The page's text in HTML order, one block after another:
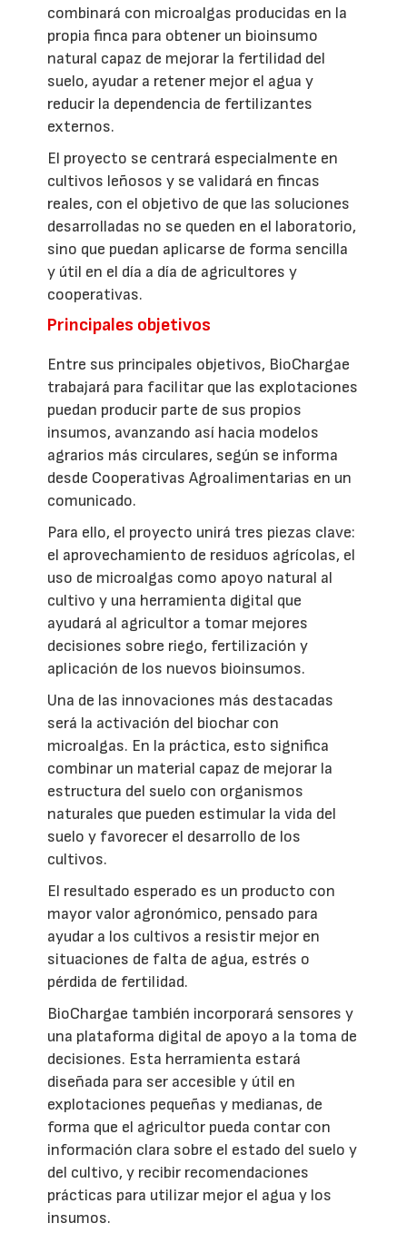
combinará con microalgas producidas en la
propia finca para obtener un bioinsumo
natural capaz de mejorar la fertilidad del
suelo, ayudar a retener mejor el agua y
reducir la dependencia de fertilizantes
externos.
El proyecto se centrará especialmente en
cultivos leñosos y se validará en fincas
reales, con el objetivo de que las soluciones
desarrolladas no se queden en el laboratorio,
sino que puedan aplicarse de forma sencilla
y útil en el día a día de agricultores y
cooperativas.
Principales objetivos
Entre sus principales objetivos, BioChargae
trabajará para facilitar que las explotaciones
puedan producir parte de sus propios
insumos, avanzando así hacia modelos
agrarios más circulares, según se informa
desde Cooperativas Agroalimentarias en un
comunicado.
Para ello, el proyecto unirá tres piezas clave:
el aprovechamiento de residuos agrícolas, el
uso de microalgas como apoyo natural al
cultivo y una herramienta digital que
ayudará al agricultor a tomar mejores
decisiones sobre riego, fertilización y
aplicación de los nuevos bioinsumos.
Una de las innovaciones más destacadas
será la activación del biochar con
microalgas. En la práctica, esto significa
combinar un material capaz de mejorar la
estructura del suelo con organismos
naturales que pueden estimular la vida del
suelo y favorecer el desarrollo de los
cultivos.
El resultado esperado es un producto con
mayor valor agronómico, pensado para
ayudar a los cultivos a resistir mejor en
situaciones de falta de agua, estrés o
pérdida de fertilidad.
BioChargae también incorporará sensores y
una plataforma digital de apoyo a la toma de
decisiones. Esta herramienta estará
diseñada para ser accesible y útil en
explotaciones pequeñas y medianas, de
forma que el agricultor pueda contar con
información clara sobre el estado del suelo y
del cultivo, y recibir recomendaciones
prácticas para utilizar mejor el agua y los
insumos.